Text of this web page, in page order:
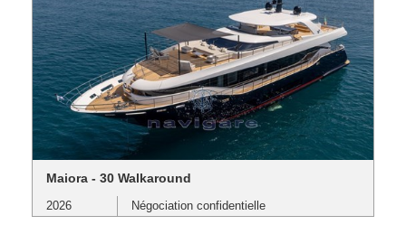
Maiora - 30 Walkaround
2026 Négociation confidentielle